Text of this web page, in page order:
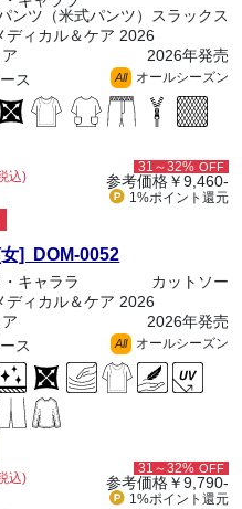
ンツ（米式パンツ）スラックス
ディカル＆ケア 2026
2026年発売
ス
All オールシーズン
込)
31～32% OFF
参考価格￥9,460-
1%ポイント 還元
女] DOM-0052
キャララ
カットソー
ディカル＆ケア 2026
2026年発売
ス
All オールシーズン
込)
31～32% OFF
参考価格￥9,790-
1%ポイント 還元